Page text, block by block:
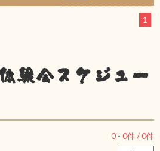
1
験会スケジュー
0 - 0件 /0件